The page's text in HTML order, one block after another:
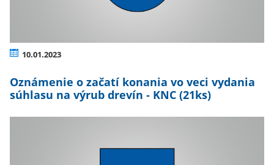
10.01.2023
Oznámenie o začatí konania vo veci vydania
súhlasu na výrub drevín - KNC (21ks)